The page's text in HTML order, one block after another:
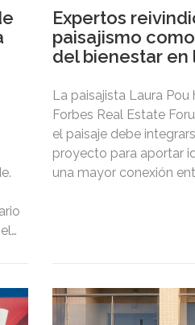
Expertos
paisajismo
del bienestar en
La paisajista Laura
Forbes Real Estate
el paisaje debe
proyecto para aportar
una mayor conexión